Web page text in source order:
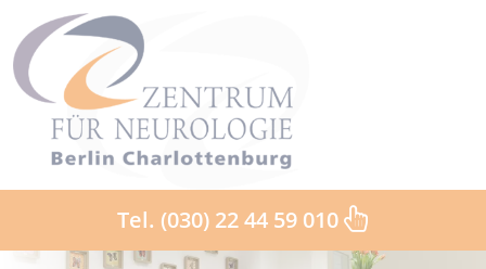
Tel. (030) 22 44 59 010